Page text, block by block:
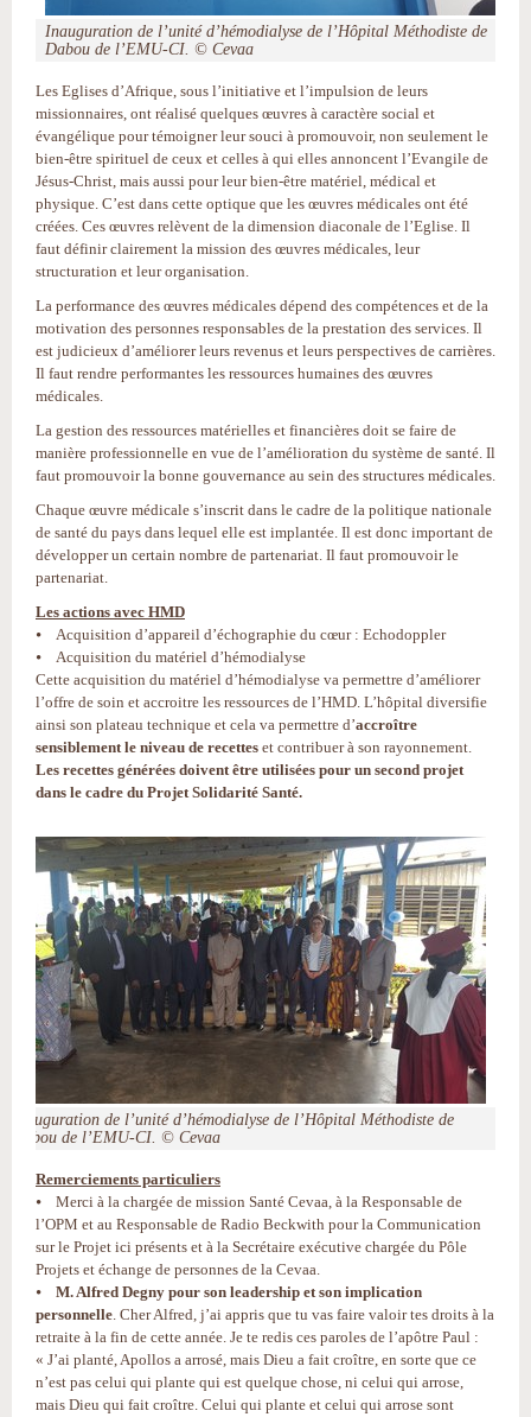
Inauguration de l’unité d’hémodialyse de l’Hôpital Méthodiste de
Dabou de l’EMU-CI. © Cevaa
Les Eglises d’Afrique, sous l’initiative et l’impulsion de leurs
missionnaires, ont réalisé quelques œuvres à caractère social et
évangélique pour témoigner leur souci à promouvoir, non seulement le
bien-être spirituel de ceux et celles à qui elles annoncent l’Evangile de
Jésus-Christ, mais aussi pour leur bien-être matériel, médical et
physique. C’est dans cette optique que les œuvres médicales ont été
créées. Ces œuvres relèvent de la dimension diaconale de l’Eglise. Il
faut définir clairement la mission des œuvres médicales, leur
structuration et leur organisation.
La performance des œuvres médicales dépend des compétences et de la
motivation des personnes responsables de la prestation des services. Il
est judicieux d’améliorer leurs revenus et leurs perspectives de carrières.
Il faut rendre performantes les ressources humaines des œuvres
médicales.
La gestion des ressources matérielles et financières doit se faire de
manière professionnelle en vue de l’amélioration du système de santé. Il
faut promouvoir la bonne gouvernance au sein des structures médicales.
Chaque œuvre médicale s’inscrit dans le cadre de la politique nationale
de santé du pays dans lequel elle est implantée. Il est donc important de
développer un certain nombre de partenariat. Il faut promouvoir le
partenariat.
Les actions avec HMD
⦁ Acquisition d’appareil d’échographie du cœur : Echodoppler
⦁ Acquisition du matériel d’hémodialyse
Cette acquisition du matériel d’hémodialyse va permettre d’améliorer
l’offre de soin et accroitre les ressources de l’HMD. L’hôpital diversifie
ainsi son plateau technique et cela va permettre d’accroître
sensiblement le niveau de recettes et contribuer à son rayonnement.
Les recettes générées doivent être utilisées pour un second projet
dans le cadre du Projet Solidarité Santé.
Inauguration de l’unité d’hémodialyse de l’Hôpital Méthodiste de
Dabou de l’EMU-CI. © Cevaa
Remerciements particuliers
⦁ Merci à la chargée de mission Santé Cevaa, à la Responsable de
l’OPM et au Responsable de Radio Beckwith pour la Communication
sur le Projet ici présents et à la Secrétaire exécutive chargée du Pôle
Projets et échange de personnes de la Cevaa.
⦁ M. Alfred Degny pour son leadership et son implication
personnelle. Cher Alfred, j’ai appris que tu vas faire valoir tes droits à la
retraite à la fin de cette année. Je te redis ces paroles de l’apôtre Paul :
« J’ai planté, Apollos a arrosé, mais Dieu a fait croître, en sorte que ce
n’est pas celui qui plante qui est quelque chose, ni celui qui arrose,
mais Dieu qui fait croître. Celui qui plante et celui qui arrose sont